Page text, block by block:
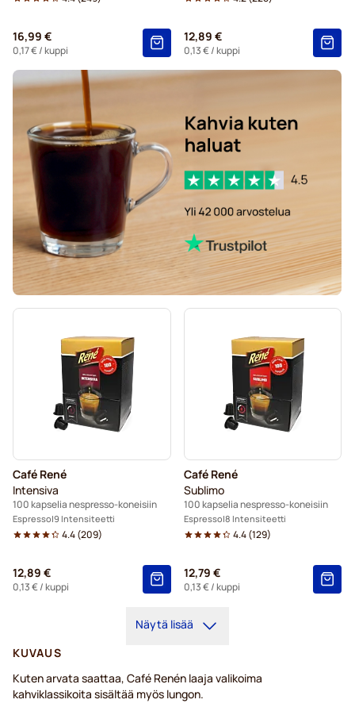
Merrild-kahvikapselit Nespresso®-koneisiin
Gevalia-kahvikapselit Nespresso®-koneisiin
Belmio-kahvikapselit Nespresso®-koneisiin
Friele-kahvikapselit Nespresso®-koneisiin
Garibaldi-kahvikapselit Nespresso®-koneisiin
Tonino Lamborghini -kahvikapselit Nespresso®-koneisiin
16,99 €
0,17 €/ kuppi
12,89 €
0,13 €/ kuppi
Café René
Intensiva
100 kapselia nespresso-koneisiin
Espresso 9 Intensiteetti
4.4(209)
12,89 €
0,13 €/ kuppi
Café René
Sublimo
100 kapselia nespresso-koneisiin
Espresso 8 Intensiteetti
4.4(129)
12,79 €
0,13 €/ kuppi
Näytä lisää
KUVAUS
Kuten arvata saattaa, Café Renén laaja valikoima
kahviklassikoita sisältää myös lungon.